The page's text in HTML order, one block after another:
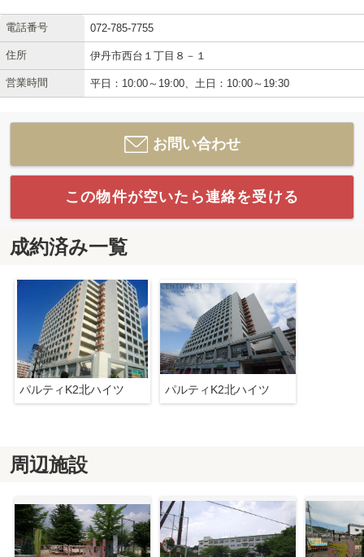
電話番号 072-785-7755
住所 伊丹市西台１丁目８－１
営業時間 平日：10:00～19:00、土日：10:00～19:30
お問い合わせ
この物件が空いたら連絡を受ける
成約済み一覧
パルティK2北ハイツ パルティK2北ハイツ
周辺施設